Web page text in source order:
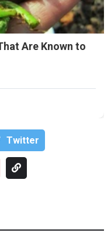
Are Known to
Тwitter